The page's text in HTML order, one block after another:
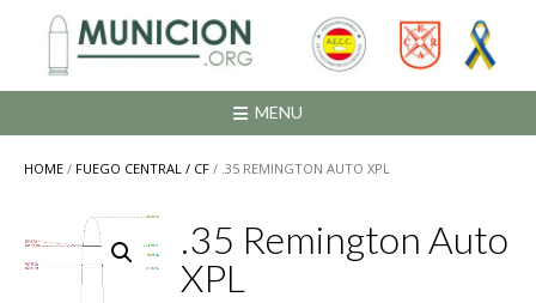
contenido
MENU
HOME / FUEGO CENTRAL / CF / .35 REMINGTON AUTO XPL
.35 Remington Auto
XPL